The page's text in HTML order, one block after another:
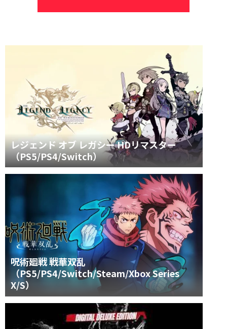
レジェンド オブ レガシー HDリマスター
（PS5/PS4/Switch）
呪術廻戦 戦華双乱
（PS5/PS4/Switch/Steam/Xbox Series
X/S）